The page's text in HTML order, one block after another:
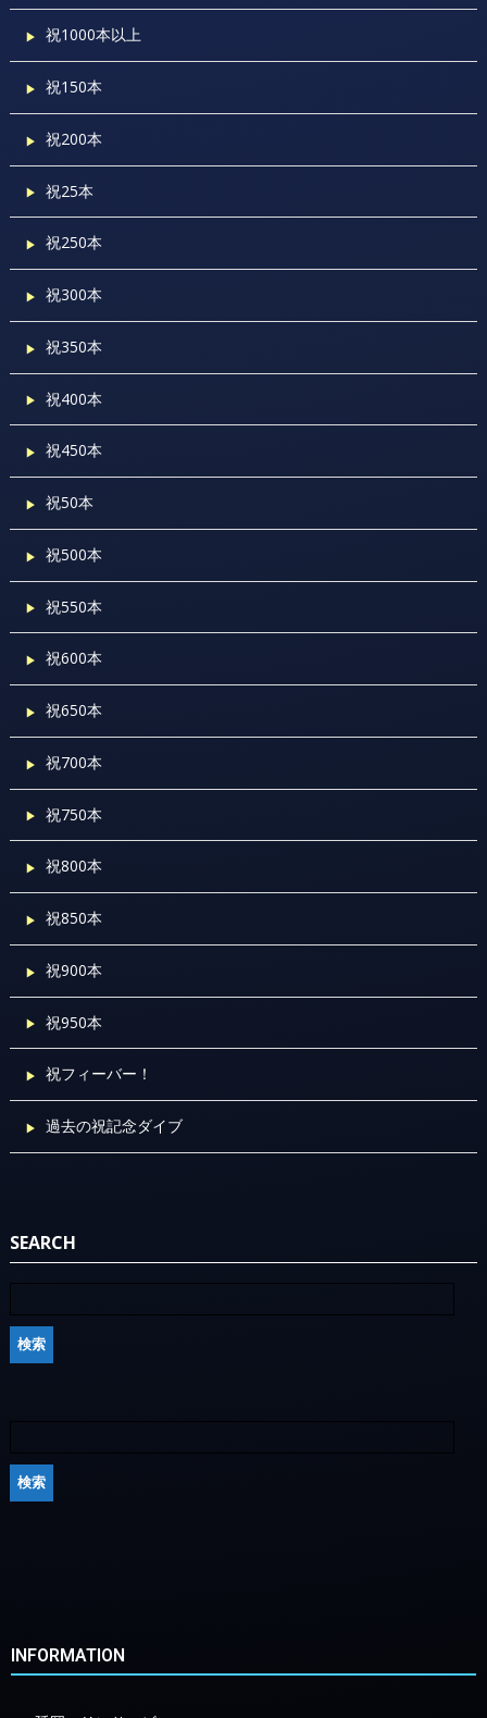
祝1000本以上
祝150本
祝200本
祝25本
祝250本
祝300本
祝350本
祝400本
祝450本
祝50本
祝500本
祝550本
祝600本
祝650本
祝700本
祝750本
祝800本
祝850本
祝900本
祝950本
祝フィーバー！
過去の祝記念ダイブ
SEARCH
INFORMATION